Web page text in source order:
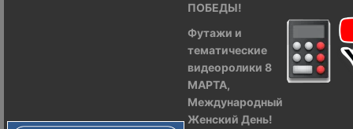
ПОБЕДЫ!
Футажи и
тематические
видеоролики 8
МАРТА,
Международный
Женский День!